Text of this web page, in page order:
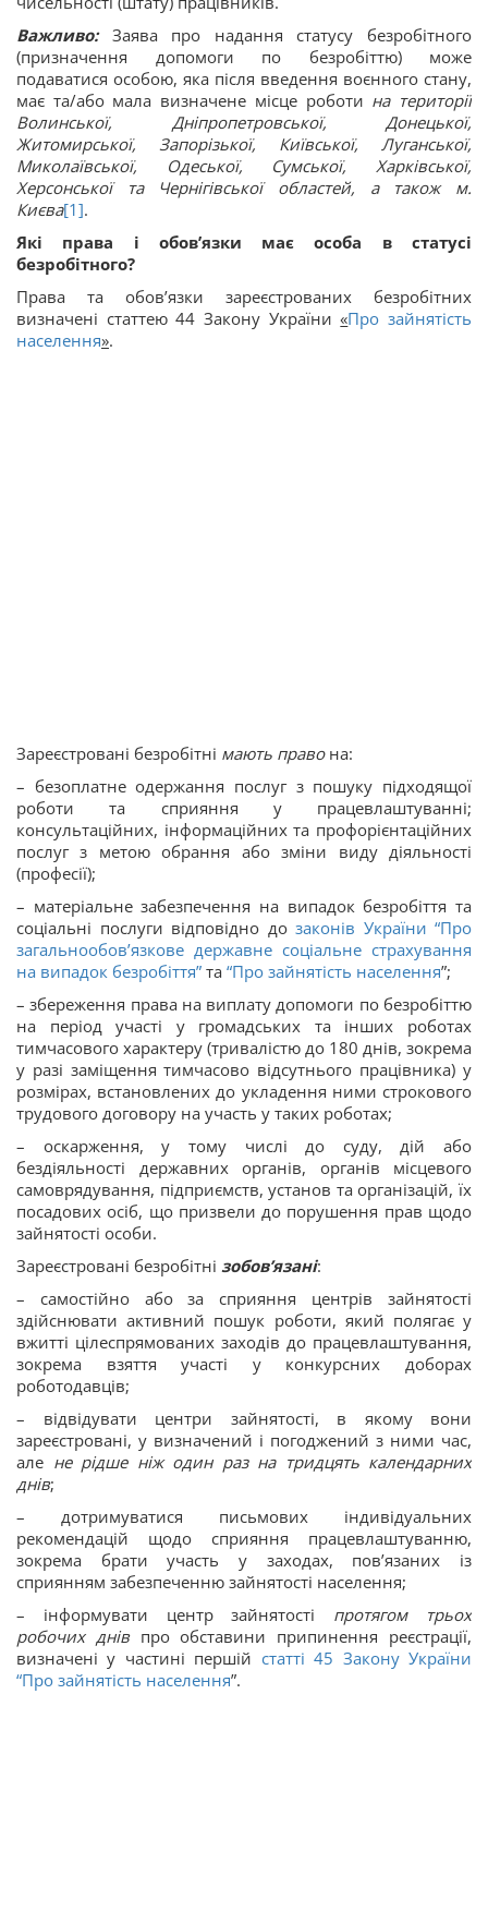
Важливо: Заява про надання статусу безробітного
(призначення допомоги по безробіттю) може
подаватися особою, яка після введення воєнного стану,
має та/або мала визначене місце роботи на території
Волинської, Дніпропетровської, Донецької,
Житомирської, Запорізької, Київської, Луганської,
Миколаївської, Одеської, Сумської, Харківської,
Херсонської та Чернігівської областей, а також м.
Києва[1].
Які права і обов’язки має особа в статусі
безробітного?
Права та обов’язки зареєстрованих безробітних
визначені статтею 44 Закону України«Про зайнятість
населення».
Зареєстровані безробітні мають право на:
– безоплатне одержання послуг з пошуку підходящої
роботи та сприяння у працевлаштуванні;
консультаційних, інформаційних та профорієнтаційних
послуг з метою обрання або зміни виду діяльності
(професії);
– матеріальне забезпечення на випадок безробіття та
соціальні послуги відповідно до законів України “Про
загальнообов’язкове державне соціальне страхування
на випадок безробіття” та “Про зайнятість населення”;
– збереження права на виплату допомоги по безробіттю
на період участі у громадських та інших роботах
тимчасового характеру (тривалістю до 180 днів, зокрема
у разі заміщення тимчасово відсутнього працівника) у
розмірах, встановлених до укладення ними строкового
трудового договору на участь у таких роботах;
– оскарження, у тому числі до суду, дій або
бездіяльності державних органів, органів місцевого
самоврядування, підприємств, установ та організацій, їх
посадових осіб, що призвели до порушення прав щодо
зайнятості особи.
Зареєстровані безробітні зобов’язані:
– самостійно або за сприяння центрів зайнятості
здійснювати активний пошук роботи, який полягає у
вжитті цілеспрямованих заходів до працевлаштування,
зокрема взяття участі у конкурсних доборах
роботодавців;
– відвідувати центри зайнятості, в якому вони
зареєстровані, у визначений і погоджений з ними час,
але не рідше ніж один раз на тридцять календарних
днів;
– дотримуватися письмових індивідуальних
рекомендацій щодо сприяння працевлаштуванню,
зокрема брати участь у заходах, пов’язаних із
сприянням забезпеченню зайнятості населення;
– інформувати центр зайнятості протягом трьох
робочих днівпро обставини припинення реєстрації,
визначені у частині першій статті 45 Закону України
“Про зайнятість населення”.